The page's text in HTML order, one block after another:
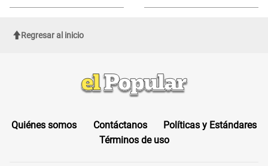
Regresar al inicio
Quiénes somos Contáctanos
Políticas y Estándares
Términos de uso